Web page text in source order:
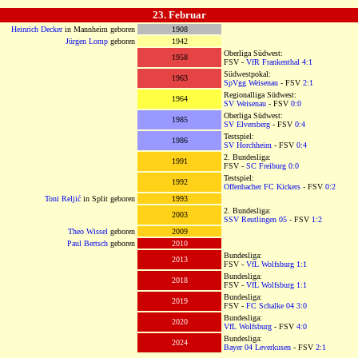
23. Februar
Heinrich Deckerin Mannheim geboren
1908
Jürgen Lomp geboren
1942
1958
Oberliga Südwest:
FSV - VfR Frankenthal 4:1
1963
Südwestpokal:
SpVgg Weisenau - FSV 2:1
1964
Regionalliga Südwest:
SV Weisenau - FSV 0:0
1985
Oberliga Südwest:
SV Elversberg - FSV 0:4
1986
Testspiel:
SV Horchheim - FSV 0:4
1991
2. Bundesliga:
FSV - SC Freiburg 0:0
1992
Testspiel:
Offenbacher FC Kickers - FSV 0:2
Toni Reljić in Split geboren
1993
2003
2. Bundesliga:
SSV Reutlingen 05 - FSV 1:2
Theo Wissel geboren
2009
Paul Bertsch geboren
2010
2013
Bundesliga:
FSV - VfL Wolfsburg 1:1
2018
Bundesliga:
FSV - VfL Wolfsburg 1:1
2019
Bundesliga:
FSV - FC Schalke 04 3:0
2020
Bundesliga:
VfL Wolfsburg - FSV 4:0
2024
Bundesliga:
Bayer 04 Leverkusen - FSV 2:1